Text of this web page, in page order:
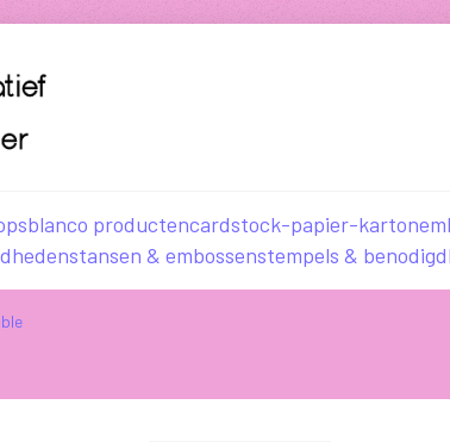
blanco productencardstock-papier-karton
stansen & embossenstempels &